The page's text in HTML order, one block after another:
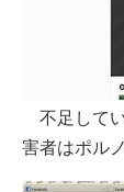
不足して
害者はポル